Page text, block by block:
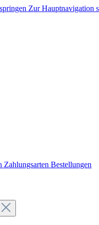
Zur Hauptnavigation
Zahlungsarten Bestellungen